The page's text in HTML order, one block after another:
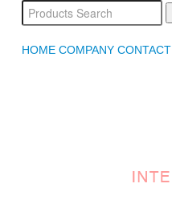
HOME COMPANY CONTACT